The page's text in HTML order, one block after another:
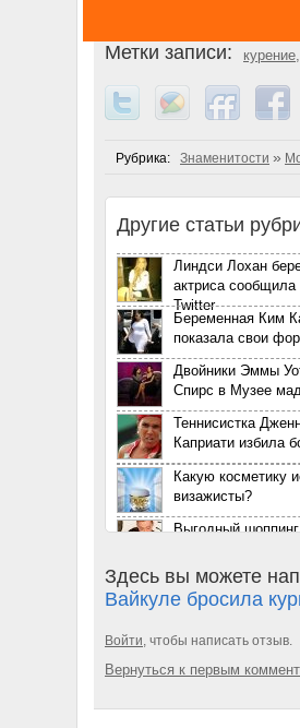
Метки записи: курение
Рубрика: Знаменитости »
Другие статьи
Линдси Лохан
актриса сообщила
Twitter
Беременная Ким
показала свои
Двойники Эммы
Спирс в Музее
Теннисистка
Каприати избила
Какую косметику
визажисты?
Выгодный шоппинг
Выбираем
Уход за глазами:
Здесь вы можете
Вайкуле бросила
Войти, чтобы написать отзыв.
Вернуться к первым